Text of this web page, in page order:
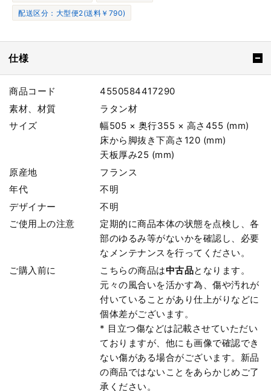
配送区分：大型便2(送料￥790)
仕様
商品コード
4550584417290
素材、材質
ラタン材
サイズ
幅505 × 奥行355 × 高さ455 (mm)
床から脚抜き下高さ120 (mm)
天板厚み25 (mm)
原産地
フランス
年代
不明
デザイナー
不明
ご使用上の注意
定期的に商品本体の状態を点検し、各
部のゆるみ等がないかを確認し、必要
なメンテナンスを行ってください。
ご購入前に
こちらの商品は中古品となります。
元々の風合いを活かす為、傷や汚れが
付いていることがあり仕上がりなどに
個体差がございます。
* 目立つ傷などは記載させていただい
ておりますが、他にも画像で確認でき
ない傷がある場合がございます。新品
の商品ではないことをあらかじめご了
承ください。